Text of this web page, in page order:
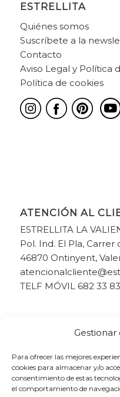
Para ofrecer las mejores
cookies para almacenar y/o
consentimiento de estas
el comportamiento de
ESTRELLITA
Quiénes somos
Suscríbete a la
Contacto
Aviso Legal y Política
Política de cookies
ATENCIÓN AL
ESTRELLITA LA
Pol. Ind. El Pla,
46870 Ontinyent,
TELF MÓVIL 682 33